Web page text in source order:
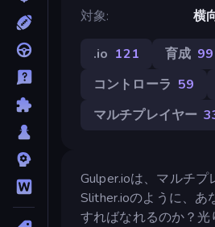
対象
横
.io 121 育成 99
コントローラ 59
マルチプレイヤー
Gulper.ioは、マルチプ
Slither.ioのように、あ
すればなれるのか？光